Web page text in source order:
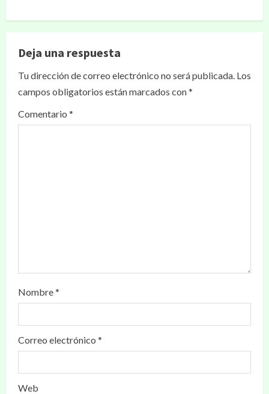
Deja una respuesta
Tu dirección de correo electrónico no será publicada. Los
campos obligatorios están marcados con*
Comentario *
Nombre*
Correo electrónico *
Web